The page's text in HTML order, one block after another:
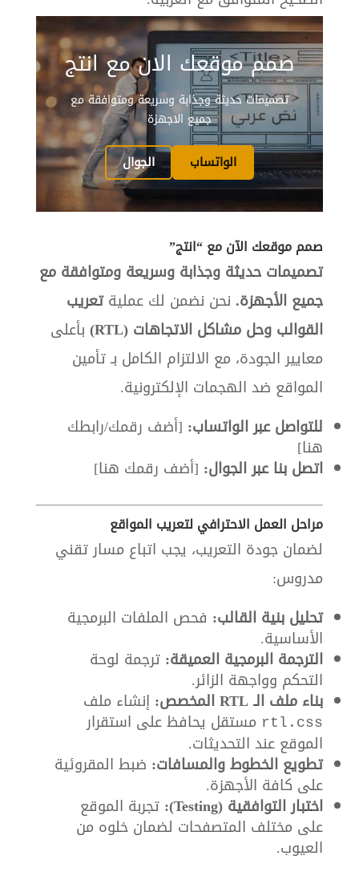
صمم موقعك الان مع انتج
تصميمات حديثة وجذابة وسريعة ومتوافقة مع
جميع الاجهزة
الواتساب الجوال
صمم موقعك الآن مع “انتج”
تصميمات حديثة وجذابة وسريعة ومتوافقة مع
جميع الأجهزة.نحن نضمن لك عمليةتعريب
القوالب وحل مشاكل الاتجاهات (RTL)
بأعلى
معايير الجودة، مع الالتزام الكامل بـتأمين
المواقع ضد الهجمات الإلكترونية.
للتواصل عبر الواتساب: [أضف رقمك/رابطك
هنا]
اتصل بنا عبر الجوال: [أضف رقمك هنا]
مراحل العمل الاحترافي لتعريب المواقع
لضمان جودة التعريب، يجب اتباع مسار تقني
مدروس:
تحليل بنية القالب: فحص الملفات البرمجية
الأساسية.
الترجمة البرمجية العميقة: ترجمة لوحة
التحكم وواجهة الزائر.
بناء ملف الـ RTL المخصص: إنشاء ملف
rtl.css مستقل يحافظ على استقرار
الموقع عند التحديثات.
تطويع الخطوط والمسافات: ضبط المقروئية
على كافة الأجهزة.
اختبار التوافقية (Testing): تجربة الموقع
على مختلف المتصفحات لضمان خلوه من
العيوب.